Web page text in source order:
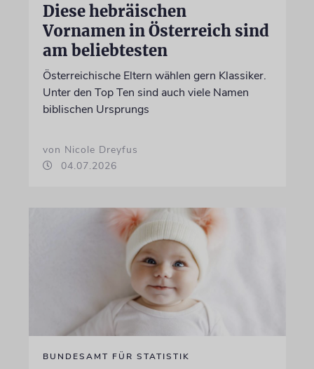
Diese hebräischen
Vornamen in Österreich sind
am beliebtesten
Österreichische Eltern wählen gern Klassiker.
Unter den Top Ten sind auch viele Namen
biblischen Ursprungs
von Nicole Dreyfus
04.07.2026
BUNDESAMT FÜR STATISTIK